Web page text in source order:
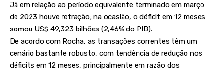
Já em relação ao período equivalente terminado em março
de 2023 houve retração; na ocasião, o déficit em 12 meses
somou US$ 49,323 bilhões (2,46% do PIB).
De acordo com Rocha, as transações correntes têm um
cenário bastante robusto, com tendência de redução nos
déficits em 12 meses, principalmente em razão dos